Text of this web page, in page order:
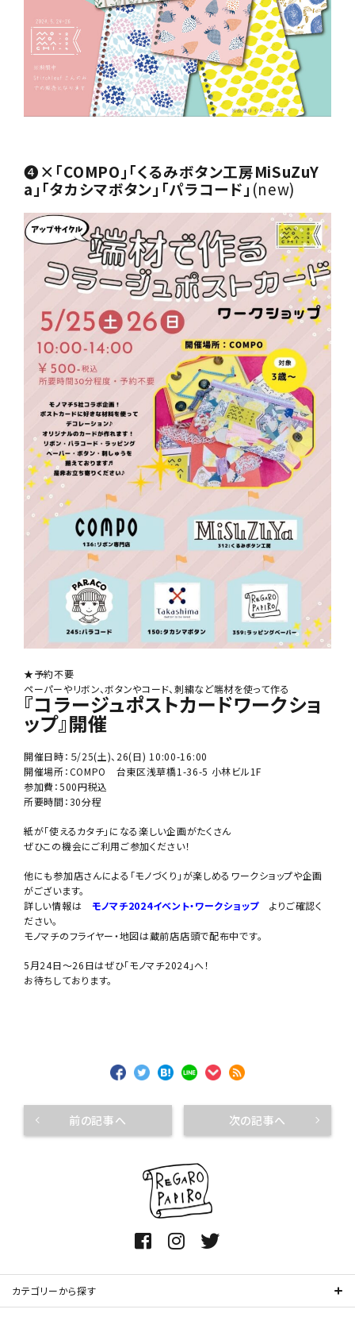
❹×「COMPO」「くるみボタン工房MiSuZuY
a」「タカシマボタン」「パラコード」 (new)
★予約不要
ペーパーやリボン、ボタンやコード、刺繍など端材を使って作る
『コラージュポストカードワークショ
ップ』開催
開催日時：５/25(土)、26(日) 10:00-16:00
開催場所：COMPO 台東区浅草橋1-36-5 小林ビル1F
参加費：500円税込
所要時間：30分程
紙が「使えるカタチ」になる楽しい企画がたくさん
ぜひこの機会にご利用ご参加ください！
他にも参加店さんによる「モノづくり」が楽しめるワークショップや企画
がございます。
詳しい情報は モノマチ2024イベント・ワークショップよりご確認く
ださい。
モノマチのフライヤー・地図は蔵前店店頭で配布中です。
5月24日〜26日はぜひ「モノマチ2024」へ！
お待ちしております。
前の記事へ 次の記事へ
カテゴリーから探す